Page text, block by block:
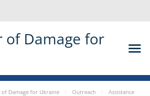
of Damage for
of Damage for Ukraine Outreach
Assistance